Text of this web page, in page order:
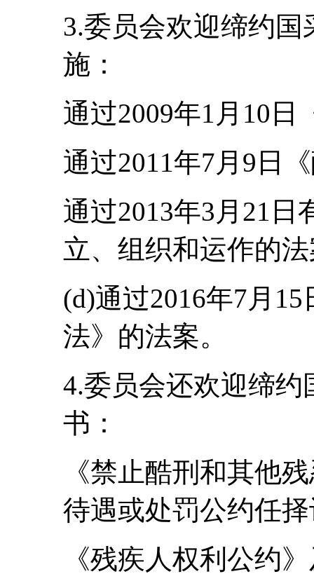
3.委员会欢迎缔约
施：
通过2009年1月10日
通过2011年7月9日
通过2013年3月21
立、组织和运作的
(d)通过2016年7月
法》的法案。
4.委员会还欢迎缔
书：
《禁止酷刑和其他
待遇或处罚公约任
《残疾人权利公约